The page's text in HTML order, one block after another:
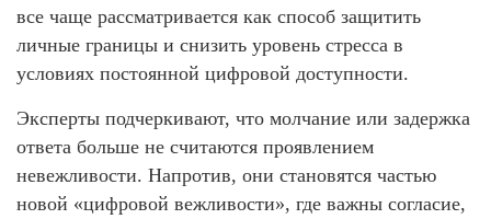
все чаще рассматривается как способ защитить
личные границы и снизить уровень стресса в
условиях постоянной цифровой доступности.
Эксперты подчеркивают, что молчание или задержка
ответа больше не считаются проявлением
невежливости. Напротив, они становятся частью
новой «цифровой вежливости», где важны согласие,